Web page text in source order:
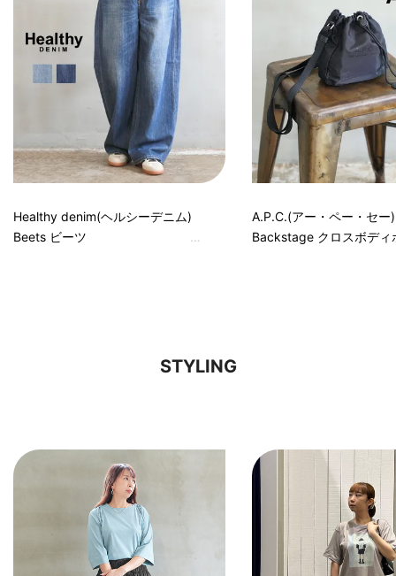
Healthy denim(ヘルシーデニム)
Beets ビーツ
A.P.C.(アー・ペー・セー)
Backstage クロスボディ
STYLING